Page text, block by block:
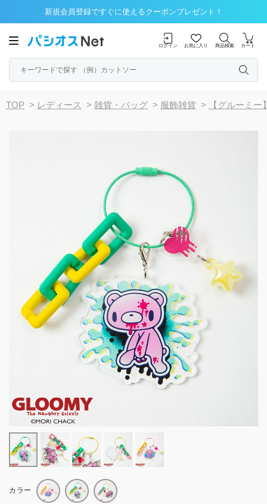
新規会員登録ですぐに使えるクーポンプレゼント！
ログイン お気に入り 商品検索 カート
TOP > レディース > 雑貨・バッグ > 服飾雑貨 > 【グルーミ
カラー